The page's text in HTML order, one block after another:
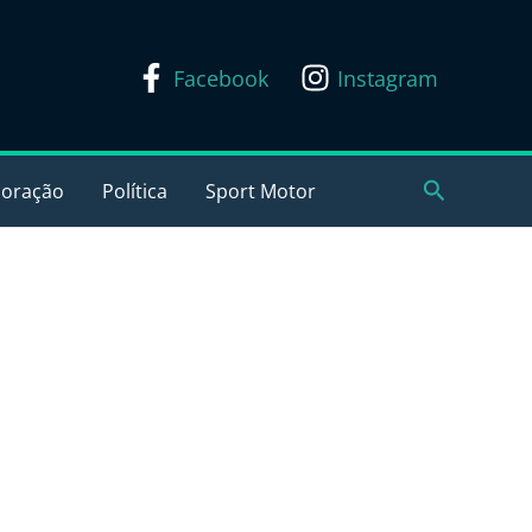
Facebook Instagram
Política Sport Motor Pesquisar